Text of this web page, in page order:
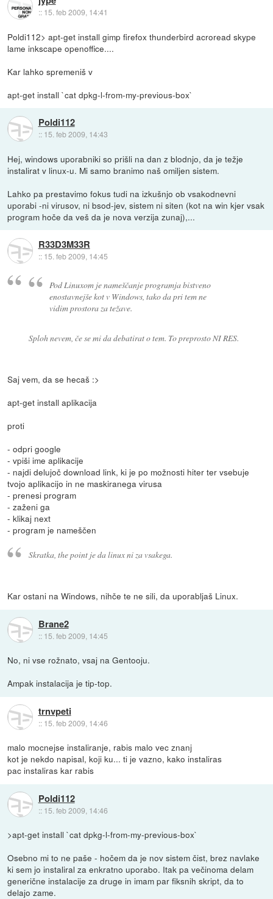
:: 15. feb 2009, 14:41
Poldi112> apt-get install gimp firefox thunderbird acroread skype
lame inkscape openoffice....
Kar lahko spremeniš v
apt-get install `cat dpkg-l-from-my-previous-box`
Poldi112
:: 15. feb 2009, 14:43
Hej, windows uporabniki so prišli na dan z blodnjo, da je težje
instalirat v linux-u. Mi samo branimo naš omiljen sistem.
Lahko pa prestavimo fokus tudi na izkušnjo ob vsakodnevni
uporabi -ni virusov, ni bsod-jev, sistem ni siten (kot na win kjer vsak
program hoče da veš da je nova verzija zunaj),...
R33D3M33R
:: 15. feb 2009, 14:45
Pod Linuxom je nameščanje programja bistveno
enostavnejše kot v Windows, tako da pri tem ne
vidim prostora za težave.
Sploh nevem, če se mi da debatirat o tem. To preprosto NI RES.
Saj vem, da se hecaš :>
apt-get install aplikacija
proti
- odpri google
- vpiši ime aplikacije
- najdi delujoč download link, ki je po možnosti hiter ter vsebuje
tvojo aplikacijo in ne maskiranega virusa
- prenesi program
- zaženi ga
- klikaj next
- program je nameščen
Skratka, the point je da linux ni za vsakega.
Kar ostani na Windows, nihče te ne sili, da uporabljaš Linux.
Brane2
:: 15. feb 2009, 14:45
No, ni vse rožnato, vsaj na Gentooju.
Ampak instalacija je tip-top.
trnvpeti
:: 15. feb 2009, 14:46
malo mocnejse instaliranje, rabis malo vec znanj
kot je nekdo napisal, koji ku... ti je vazno, kako instaliras
pac instaliras kar rabis
Poldi112
:: 15. feb 2009, 14:46
>apt-get install `cat dpkg-l-from-my-previous-box`
Osebno mi to ne paše - hočem da je nov sistem čist, brez navlake
ki sem jo instaliral za enkratno uporabo. Itak pa večinoma delam
generične instalacije za druge in imam par fiksnih skript, da to
delajo zame.